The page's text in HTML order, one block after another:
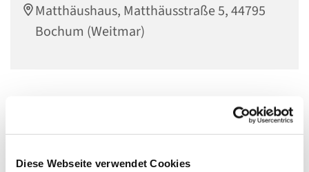
Diese Webseite verwendet Cookies
Matthäushaus, Matthäusstraße 5, 44795
Bochum (Weitmar)